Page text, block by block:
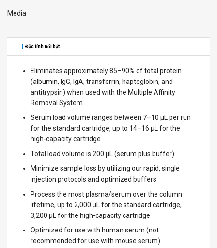
Media
Đặc tính nổi bật
Eliminates approximately 85–90% of total protein
(albumin, IgG, IgA, transferrin, haptoglobin, and
antitrypsin) when used with the Multiple Affinity
Removal System
Serum load volume ranges between 7–10 µL per run
for the standard cartridge, up to 14–16 µL for the
high-capacity cartridge
Total load volume is 200 µL (serum plus buffer)
Minimize sample loss by utilizing our rapid, single
injection protocols and optimized buffers
Process the most plasma/serum over the column
lifetime, up to 2,000 µL for the standard cartridge,
3,200 µL for the high-capacity cartridge
Optimized for use with human serum (not
recommended for use with mouse serum)